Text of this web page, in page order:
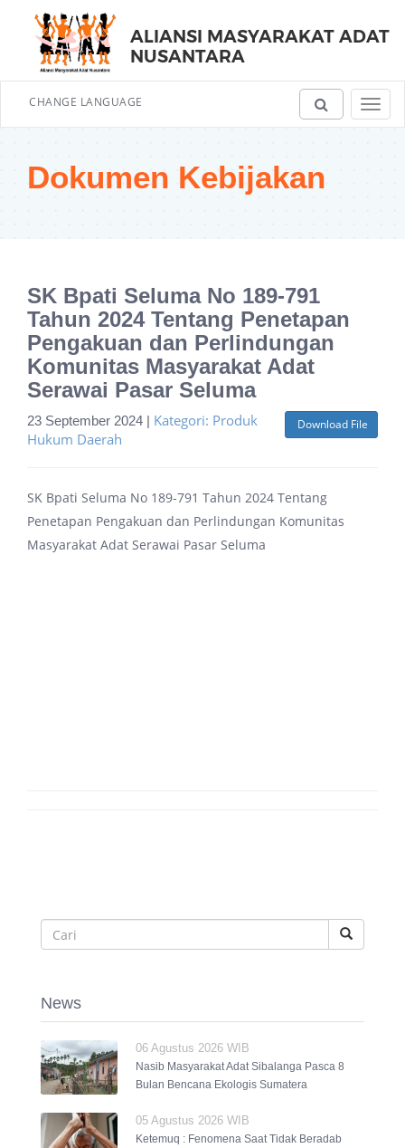
ALIANSI MASYARAKAT ADAT
NUSANTARA
CHANGE LANGUAGE
Dokumen Kebijakan
SK Bpati Seluma No 189-791
Tahun 2024 Tentang Penetapan
Pengakuan dan Perlindungan
Komunitas Masyarakat Adat
Serawai Pasar Seluma
Download File
23 September 2024 | Kategori: Produk
Hukum Daerah
SK Bpati Seluma No 189-791 Tahun 2024 Tentang
Penetapan Pengakuan dan Perlindungan Komunitas
Masyarakat Adat Serawai Pasar Seluma
News
06 Agustus 2026 WIB
Nasib Masyarakat Adat Sibalanga Pasca 8
Bulan Bencana Ekologis Sumatera
05 Agustus 2026 WIB
Ketemuq : Fenomena Saat Tidak Beradab